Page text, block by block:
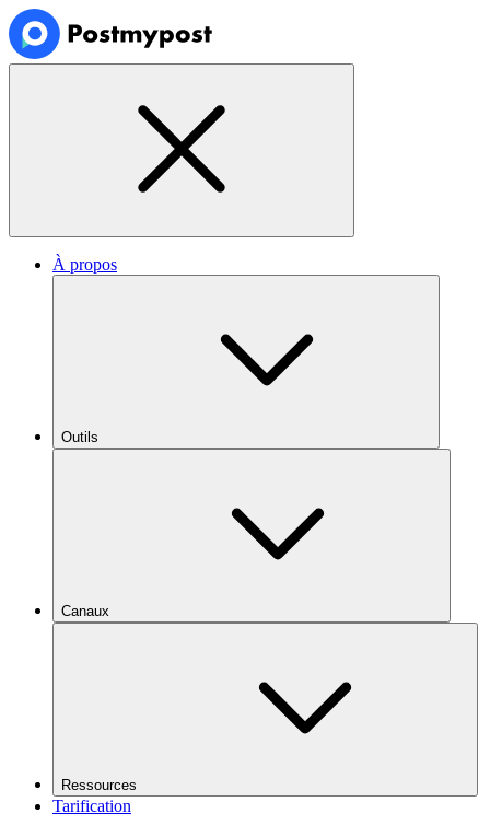
À propos
Outils
Canaux
Ressources
Tarification